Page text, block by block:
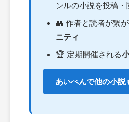
ンルの小説を投稿・
👥 作者と読者が繋
ニティ
🏆 定期開催される
あいぺんで他の小